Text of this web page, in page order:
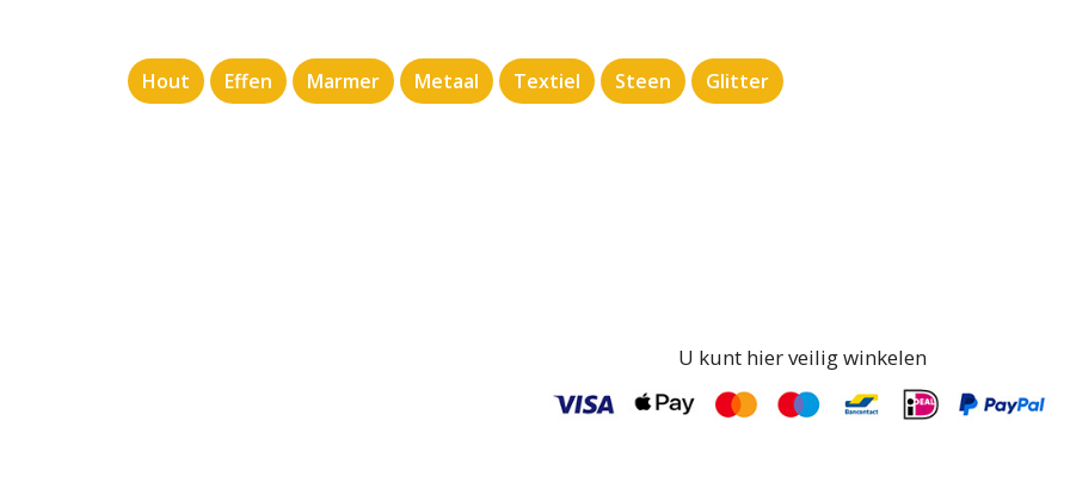
Hout Effen Marmer Metaal Textiel Steen Glitter
U kunt hier veilig winkelen